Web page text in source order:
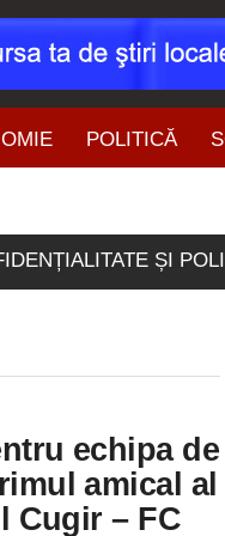
POLITICĂ
ȘI
"15 iulie
echipa de
amical al
Cugir – FC